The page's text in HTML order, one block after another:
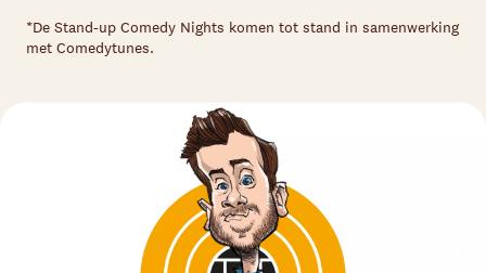
*De Stand-up Comedy Nights komen tot stand in samenwerking
met Comedytunes.